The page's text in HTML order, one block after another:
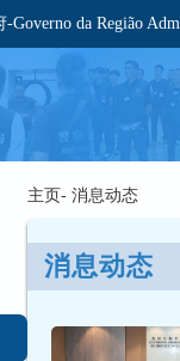
da Região
主页- 消息动态
消息动态